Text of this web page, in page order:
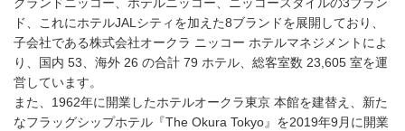
ド、これにホテルJALシティを加えた8ブランドを展開しており、
子会社である株式会社オークラ ニッコー ホテルマネジメントによ
り、国内 53 、海外 26 の合計 79 ホテル、総客室数 23,605 室を運
営しています。
また、1962年に開業したホテルオークラ東京 本館を建替え、新た
なフラッグシップホテル『The Okura Tokyo』を2019年9月に開業